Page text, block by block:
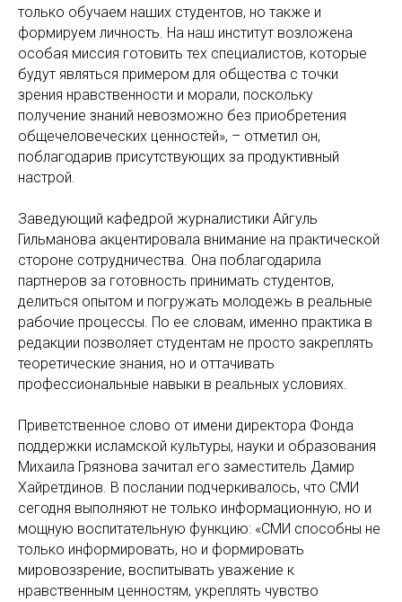
только обучаем наших студентов, но также и
формируем личность. На наш институт возложена
особая миссия готовить тех специалистов, которые
будут являться примером для общества с точки
зрения нравственности и морали, поскольку
получение знаний невозможно без приобретения
общечеловеческих ценностей», – отметил он,
поблагодарив присутствующих за продуктивный
настрой.
Заведующий кафедрой журналистики Айгуль
Гильманова акцентировала внимание на практической
стороне сотрудничества. Она поблагодарила
партнеров за готовность принимать студентов,
делиться опытом и погружать молодежь в реальные
рабочие процессы. По ее словам, именно практика в
редакции позволяет студентам не просто закреплять
теоретические знания, но и оттачивать
профессиональные навыки в реальных условиях.
Приветственное слово от имени директора Фонда
поддержки исламской культуры, науки и образования
Михаила Грязнова зачитал его заместитель Дамир
Хайретдинов. В послании подчеркивалось, что СМИ
сегодня выполняют не только информационную, но и
мощную воспитательную функцию: «СМИ способны не
только информировать, но и формировать
мировоззрение, воспитывать уважение к
нравственным ценностям, укреплять чувство